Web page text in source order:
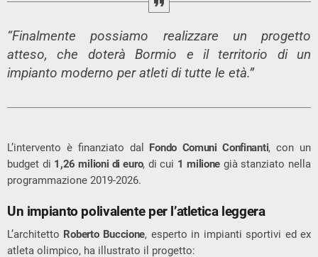
“Finalmente possiamo realizzare un progetto
atteso, che doterà Bormio e il territorio di un
impianto moderno per atleti di tutte le età.”
L’intervento è finanziato dal Fondo Comuni Confinanti, con un
budget di 1,26 milioni di euro, di cui 1 milione già stanziato nella
programmazione 2019-2026.
Un impianto polivalente per l’atletica leggera
L’architetto Roberto Buccione, esperto in impianti sportivi ed ex
atleta olimpico, ha illustrato il progetto: